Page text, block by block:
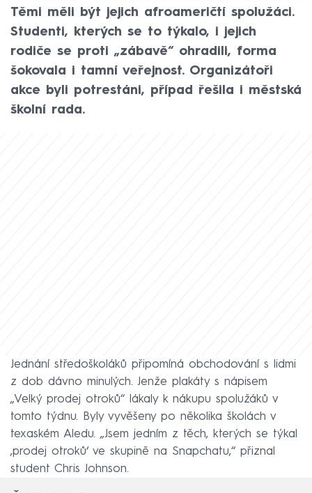
Těmi měli být jejich afroameričtí spolužáci.
Studenti, kterých se to týkalo, i jejich
rodiče se proti „zábavě“ ohradili, forma
šokovala i tamní veřejnost. Organizátoři
akce byli potrestáni, případ řešila i městská
školní rada.
Jednání středoškoláků připomíná obchodování s lidmi
z dob dávno minulých. Jenže plakáty s nápisem
„Velký prodej otroků“ lákaly k nákupu spolužáků v
tomto týdnu. Byly vyvěšeny po několika školách v
texaském Aledu. „Jsem jedním z těch, kterých se týkal
,prodej otroků‘ ve skupině na Snapchatu,“ přiznal
student Chris Johnson.